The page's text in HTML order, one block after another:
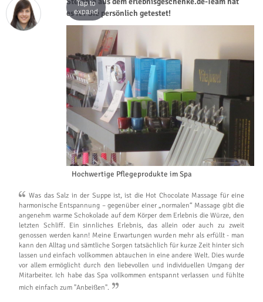
es für Sie persönlich getestet!
Tap to
expand
Hochwertige Pflegeprodukte im Spa
Was das Salz in der Suppe ist, ist die Hot Chocolate Massage für eine
harmonische Entspannung – gegenüber einer „normalen“ Massage gibt die
angenehm warme Schokolade auf dem Körper dem Erlebnis die Würze, den
letzten Schliff. Ein sinnliches Erlebnis, das allein oder auch zu zweit
genossen werden kann! Meine Erwartungen wurden mehr als erfüllt - man
kann den Alltag und sämtliche Sorgen tatsächlich für kurze Zeit hinter sich
lassen und einfach vollkommen abtauchen in eine andere Welt. Dies wurde
vor allem ermöglicht durch den liebevollen und individuellen Umgang der
Mitarbeiter. Ich habe das Spa vollkommen entspannt verlassen und fühlte
mich einfach zum "Anbeißen".